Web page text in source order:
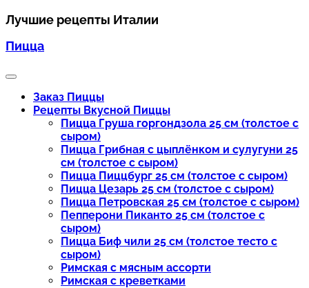
Перейти
содержимому
Лучшие рецепты Италии
Пицца
Заказ Пиццы
Рецепты Вкусной Пиццы
Пицца Груша горгондзола 25 см (толстое с
сыром)
Пицца Грибная с цыплёнком и сулугуни 25
см (толстое с сыром)
Пицца Пиццбург 25 см (толстое с сыром)
Пицца Цезарь 25 см (толстое с сыром)
Пицца Петровская 25 см (толстое с сыром)
Пепперони Пиканто 25 см (толстое с
сыром)
Пицца Биф чили 25 см (толстое тесто с
сыром)
Римская с мясным ассорти
Римская с креветками